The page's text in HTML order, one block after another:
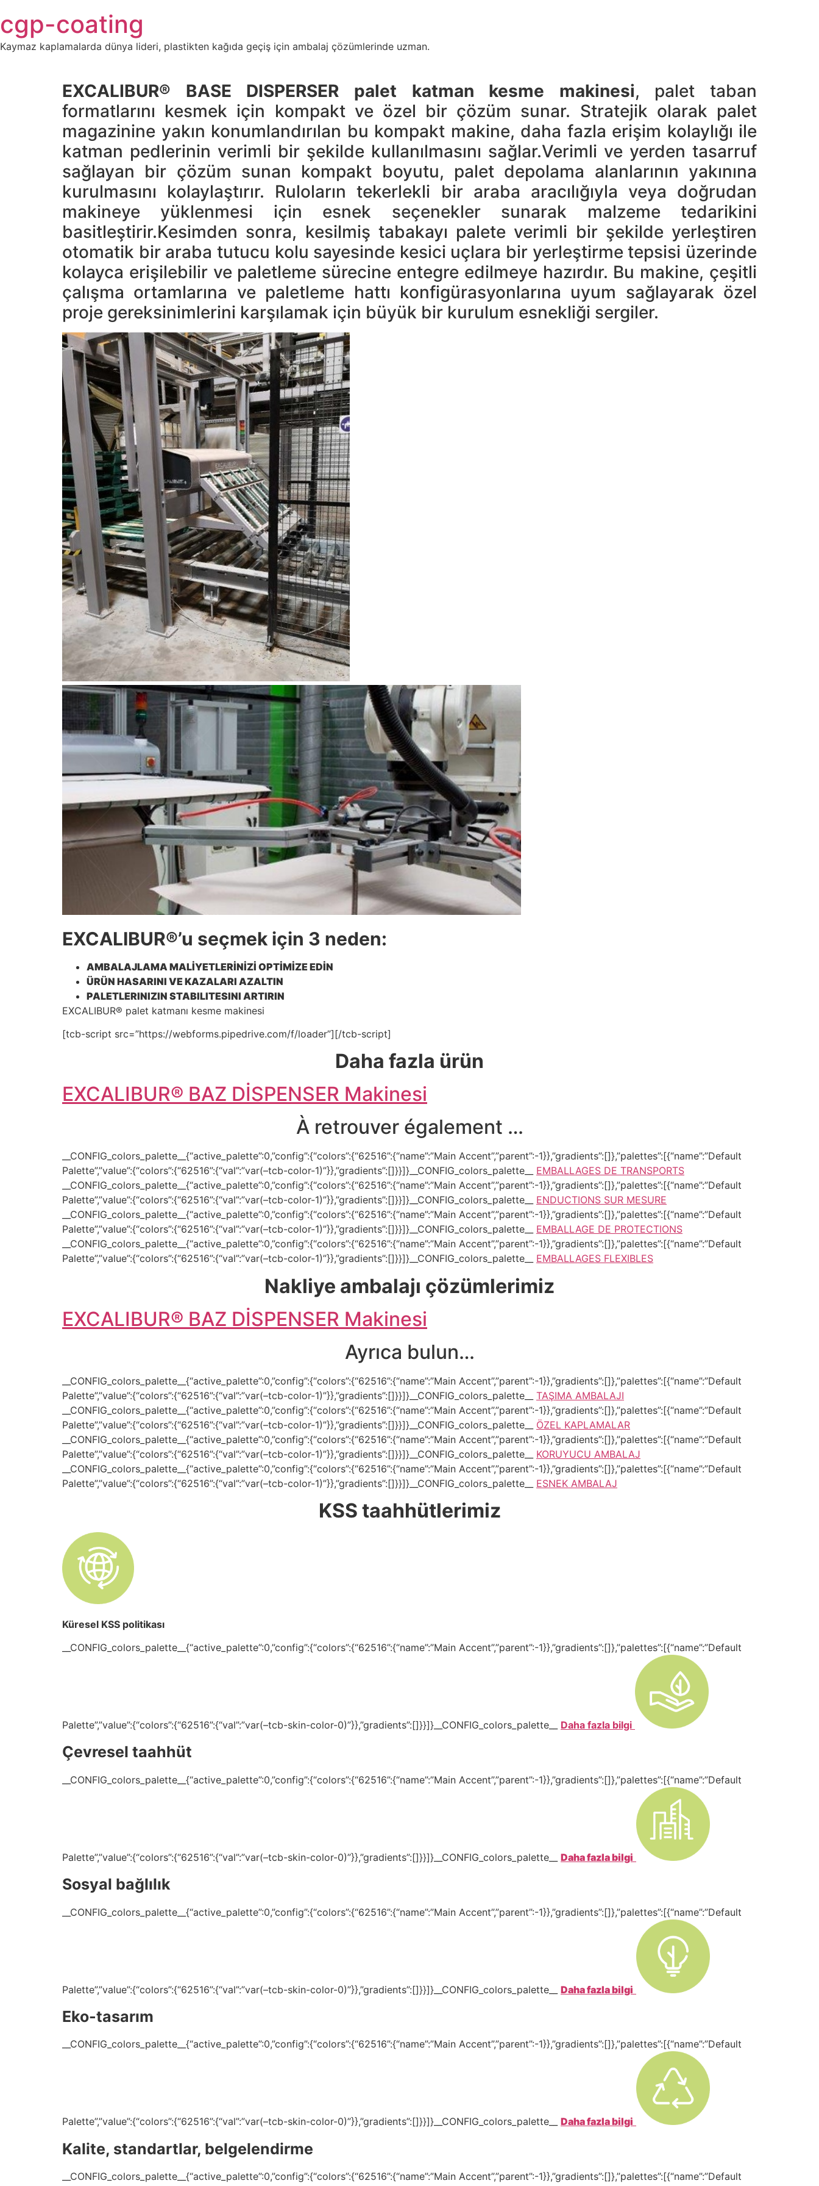
to
content
cgp-coating
Kaymaz kaplamalarda dünya lideri, plastikten kağıda geçiş için ambalaj çözümlerinde uzman.
EXCALIBUR® BASE DISPERSER palet katman kesme makinesi, palet taban
formatlarını kesmek için kompakt ve özel bir çözüm sunar. Stratejik olarak palet
magazinine yakın konumlandırılan bu kompakt makine, daha fazla erişim kolaylığı ile
katman pedlerinin verimli bir şekilde kullanılmasını sağlar.Verimli ve yerden tasarruf
sağlayan bir çözüm sunan kompakt boyutu, palet depolama alanlarının yakınına
kurulmasını kolaylaştırır. Ruloların tekerlekli bir araba aracılığıyla veya doğrudan
makineye yüklenmesi için esnek seçenekler sunarak malzeme tedarikini
basitleştirir.Kesimden sonra, kesilmiş tabakayı palete verimli bir şekilde yerleştiren
otomatik bir araba tutucu kolu sayesinde kesici uçlara bir yerleştirme tepsisi üzerinde
kolayca erişilebilir ve paletleme sürecine entegre edilmeye hazırdır. Bu makine, çeşitli
çalışma ortamlarına ve paletleme hattı konfigürasyonlarına uyum sağlayarak özel
proje gereksinimlerini karşılamak için büyük bir kurulum esnekliği sergiler.
EXCALIBUR®’u seçmek için 3 neden:
AMBALAJLAMA MALİYETLERİNİZİ OPTİMİZE EDİN
ÜRÜN HASARINI VE KAZALARI AZALTIN
PALETLERINIZIN STABILITESINI ARTIRIN
EXCALIBUR® palet katmanı kesme makinesi
[tcb-script src=”https://webforms.pipedrive.com/f/loader”][/tcb-script]
Daha fazla ürün
EXCALIBUR® BAZ DİSPENSER Makinesi
À retrouver également …
__CONFIG_colors_palette__{“active_palette”:0,”config”:{“colors”:{“62516”:{“name”:”Main Accent”,”parent”:-1}},”gradients”:[]},”palettes”:[{“name”:”Default
Palette”,”value”:{“colors”:{“62516”:{“val”:”var(–tcb-color-1)”}},”gradients”:[]}}]}__CONFIG_colors_palette__ EMBALLAGES DE TRANSPORTS
__CONFIG_colors_palette__{“active_palette”:0,”config”:{“colors”:{“62516”:{“name”:”Main Accent”,”parent”:-1}},”gradients”:[]},”palettes”:[{“name”:”Default
Palette”,”value”:{“colors”:{“62516”:{“val”:”var(–tcb-color-1)”}},”gradients”:[]}}]}__CONFIG_colors_palette__ ENDUCTIONS SUR MESURE
__CONFIG_colors_palette__{“active_palette”:0,”config”:{“colors”:{“62516”:{“name”:”Main Accent”,”parent”:-1}},”gradients”:[]},”palettes”:[{“name”:”Default
Palette”,”value”:{“colors”:{“62516”:{“val”:”var(–tcb-color-1)”}},”gradients”:[]}}]}__CONFIG_colors_palette__ EMBALLAGE DE PROTECTIONS
__CONFIG_colors_palette__{“active_palette”:0,”config”:{“colors”:{“62516”:{“name”:”Main Accent”,”parent”:-1}},”gradients”:[]},”palettes”:[{“name”:”Default
Palette”,”value”:{“colors”:{“62516”:{“val”:”var(–tcb-color-1)”}},”gradients”:[]}}]}__CONFIG_colors_palette__ EMBALLAGES FLEXIBLES
Nakliye ambalajı çözümlerimiz
EXCALIBUR® BAZ DİSPENSER Makinesi
Ayrıca bulun…
__CONFIG_colors_palette__{“active_palette”:0,”config”:{“colors”:{“62516”:{“name”:”Main Accent”,”parent”:-1}},”gradients”:[]},”palettes”:[{“name”:”Default
Palette”,”value”:{“colors”:{“62516”:{“val”:”var(–tcb-color-1)”}},”gradients”:[]}}]}__CONFIG_colors_palette__ TAŞIMA AMBALAJI
__CONFIG_colors_palette__{“active_palette”:0,”config”:{“colors”:{“62516”:{“name”:”Main Accent”,”parent”:-1}},”gradients”:[]},”palettes”:[{“name”:”Default
Palette”,”value”:{“colors”:{“62516”:{“val”:”var(–tcb-color-1)”}},”gradients”:[]}}]}__CONFIG_colors_palette__ ÖZEL KAPLAMALAR
__CONFIG_colors_palette__{“active_palette”:0,”config”:{“colors”:{“62516”:{“name”:”Main Accent”,”parent”:-1}},”gradients”:[]},”palettes”:[{“name”:”Default
Palette”,”value”:{“colors”:{“62516”:{“val”:”var(–tcb-color-1)”}},”gradients”:[]}}]}__CONFIG_colors_palette__ KORUYUCU AMBALAJ
__CONFIG_colors_palette__{“active_palette”:0,”config”:{“colors”:{“62516”:{“name”:”Main Accent”,”parent”:-1}},”gradients”:[]},”palettes”:[{“name”:”Default
Palette”,”value”:{“colors”:{“62516”:{“val”:”var(–tcb-color-1)”}},”gradients”:[]}}]}__CONFIG_colors_palette__ ESNEK AMBALAJ
KSS taahhütlerimiz
Küresel KSS politikası
__CONFIG_colors_palette__{“active_palette”:0,”config”:{“colors”:{“62516”:{“name”:”Main Accent”,”parent”:-1}},”gradients”:[]},”palettes”:[{“name”:”Default
Palette”,”value”:{“colors”:{“62516”:{“val”:”var(–tcb-skin-color-0)”}},”gradients”:[]}}]}__CONFIG_colors_palette__ Daha fazla bilgi
Çevresel taahhüt
__CONFIG_colors_palette__{“active_palette”:0,”config”:{“colors”:{“62516”:{“name”:”Main Accent”,”parent”:-1}},”gradients”:[]},”palettes”:[{“name”:”Default
Palette”,”value”:{“colors”:{“62516”:{“val”:”var(–tcb-skin-color-0)”}},”gradients”:[]}}]}__CONFIG_colors_palette__ Daha fazla bilgi
Sosyal bağlılık
__CONFIG_colors_palette__{“active_palette”:0,”config”:{“colors”:{“62516”:{“name”:”Main Accent”,”parent”:-1}},”gradients”:[]},”palettes”:[{“name”:”Default
Palette”,”value”:{“colors”:{“62516”:{“val”:”var(–tcb-skin-color-0)”}},”gradients”:[]}}]}__CONFIG_colors_palette__ Daha fazla bilgi
Eko-tasarım
__CONFIG_colors_palette__{“active_palette”:0,”config”:{“colors”:{“62516”:{“name”:”Main Accent”,”parent”:-1}},”gradients”:[]},”palettes”:[{“name”:”Default
Palette”,”value”:{“colors”:{“62516”:{“val”:”var(–tcb-skin-color-0)”}},”gradients”:[]}}]}__CONFIG_colors_palette__ Daha fazla bilgi
Kalite, standartlar, belgelendirme
__CONFIG_colors_palette__{“active_palette”:0,”config”:{“colors”:{“62516”:{“name”:”Main Accent”,”parent”:-1}},”gradients”:[]},”palettes”:[{“name”:”Default